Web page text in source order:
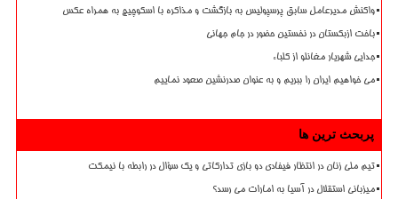
واکنش مدیرعامل سابق پرسپولیس به بازگشت و مذاکره با اسکوچیچ به همراه عکس
باخت ازبکستان در نخستین حضور در جام جهانی
جدایی شهریار مغانلو از کلباء
می خواهیم ایران را ببریم و به عنوان صدرنشین صعود نماییم
پربحث ترین ها
تیم ملی زنان در انتظار فیفادی دو بازی تدارکاتی و یک سؤال در رابطه با نیمکت
میزبانی استقلال در آسیا به امارات می رسد؟